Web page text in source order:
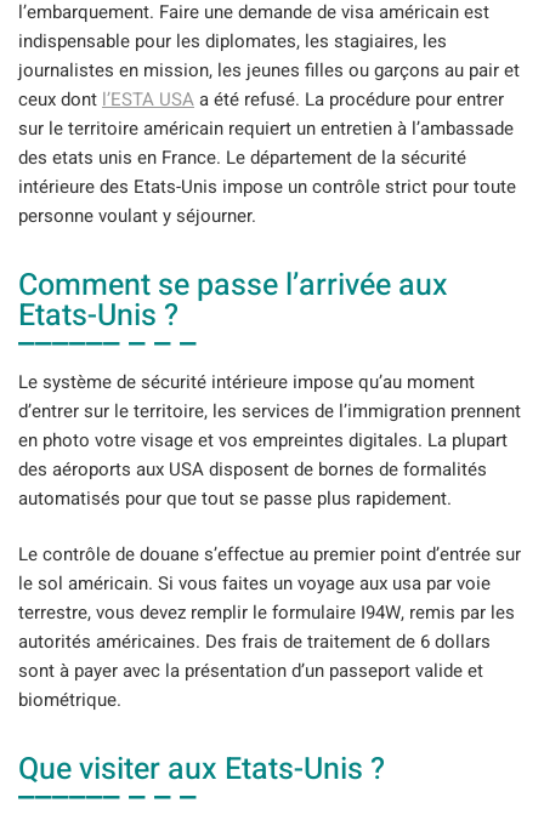
l’embarquement. Faire une demande de visa américain est
indispensable pour les diplomates, les stagiaires, les
journalistes en mission, les jeunes filles ou garçons au pair et
ceux dontl’ESTA USAa été refusé. La procédure pour entrer
sur le territoire américain requiert un entretien à l’ambassade
des etats unis en France. Le département de la sécurité
intérieure des Etats-Unis impose un contrôle strict pour toute
personne voulant y séjourner.
Comment se passe l’arrivée aux
Etats-Unis ?
Le système de sécurité intérieure impose qu’au moment
d’entrer sur le territoire, les services de l’immigration prennent
en photo votre visage et vos empreintes digitales. La plupart
des aéroports aux USA disposent de bornes de formalités
automatisés pour que tout se passe plus rapidement.
Le contrôle de douane s’effectue au premier point d’entrée sur
le sol américain. Si vous faites un voyage aux usa par voie
terrestre, vous devez remplir le formulaire I94W, remis par les
autorités américaines. Des frais de traitement de 6 dollars
sont à payer avec la présentation d’un passeport valide et
biométrique.
Que visiter aux Etats-Unis ?